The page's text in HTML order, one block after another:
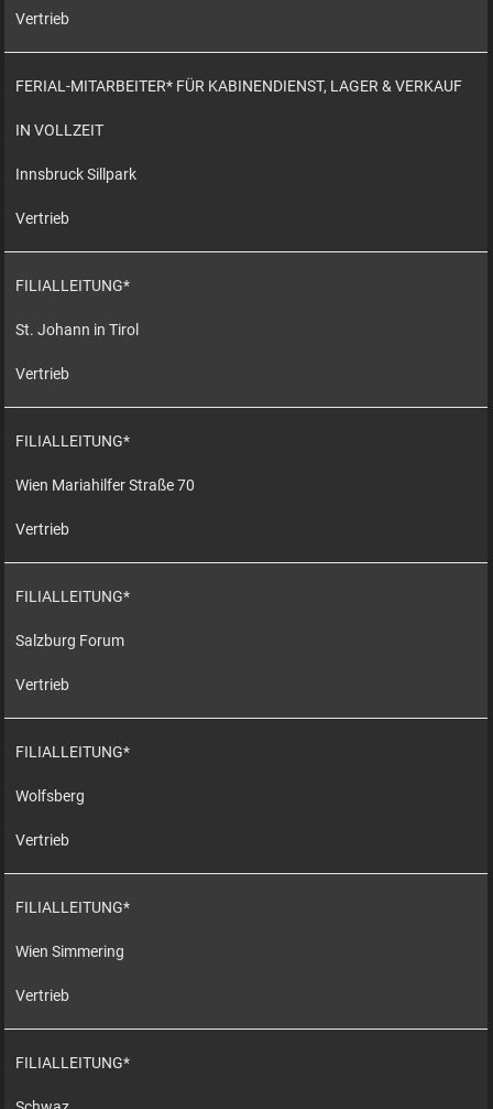
Vertrieb
FERIAL-MITARBEITER* FÜR KABINENDIENST, LAGER & VERKAUF
IN VOLLZEIT
Innsbruck Sillpark
Vertrieb
FILIALLEITUNG*
St. Johann in Tirol
Vertrieb
FILIALLEITUNG*
Wien Mariahilfer Straße 70
Vertrieb
FILIALLEITUNG*
Salzburg Forum
Vertrieb
FILIALLEITUNG*
Wolfsberg
Vertrieb
FILIALLEITUNG*
Wien Simmering
Vertrieb
FILIALLEITUNG*